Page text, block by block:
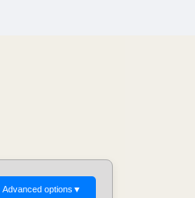
Advanced options ▼